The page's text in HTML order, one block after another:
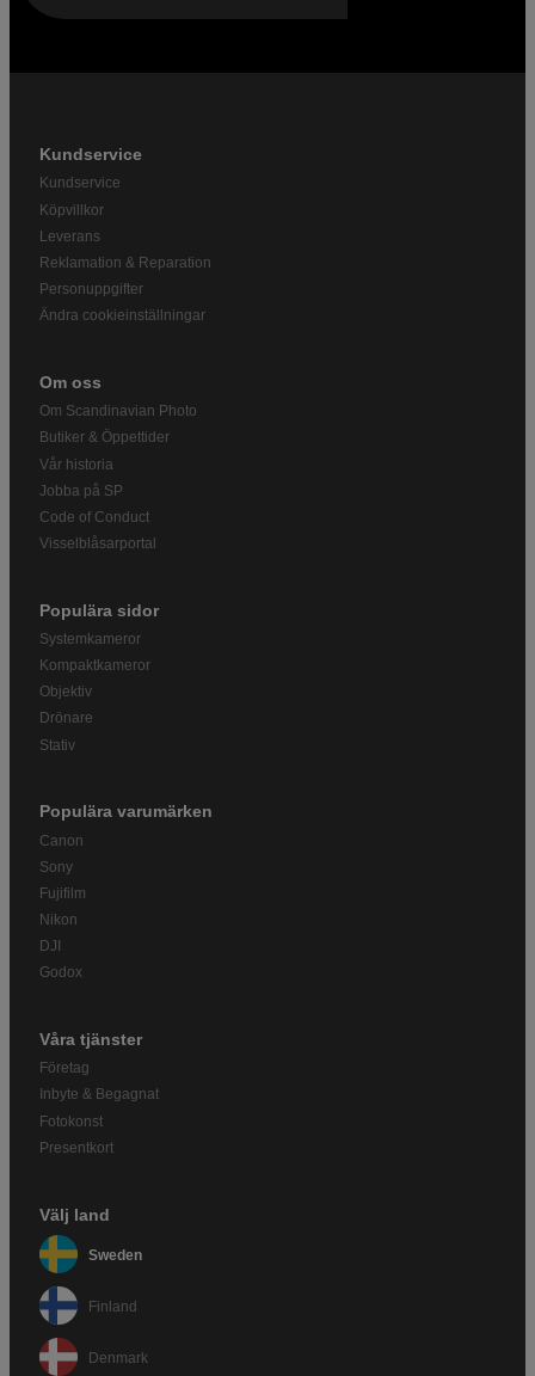
Kundservice
Kundservice
Köpvillkor
Leverans
Reklamation & Reparation
Personuppgifter
Ändra cookieinställningar
Om oss
Om Scandinavian Photo
Butiker & Öppettider
Vår historia
Jobba på SP
Code of Conduct
Visselblåsarportal
Populära sidor
Systemkameror
Kompaktkameror
Objektiv
Drönare
Stativ
Populära varumärken
Canon
Sony
Fujifilm
Nikon
DJI
Godox
Våra tjänster
Företag
Inbyte & Begagnat
Fotokonst
Presentkort
Välj land
Sweden
Finland
Denmark